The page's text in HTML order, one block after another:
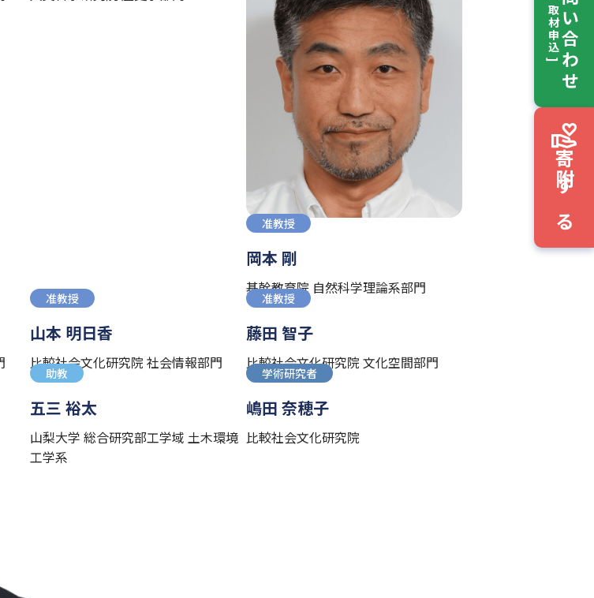
お問い合わせ
[ 取材申込 ]
寄附する
准教授
岡本 剛
基幹教育院 自然科学理論系部門
准教授
山本 明日香
比較社会文化研究院 社会情報部門
准教授
藤田 智子
比較社会文化研究院 文化空間部門
助教
五三 裕太
山梨大学 総合研究部工学域 土木環境
工学系
学術研究者
嶋田 奈穂子
比較社会文化研究院